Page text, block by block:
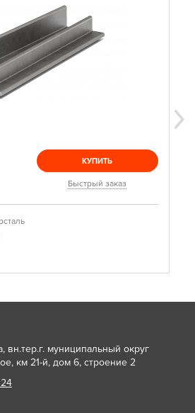
КУПИТЬ
Быстрый заказ
вн.тер.г. муниципальный округ
км 21-й, дом 6, строение 2